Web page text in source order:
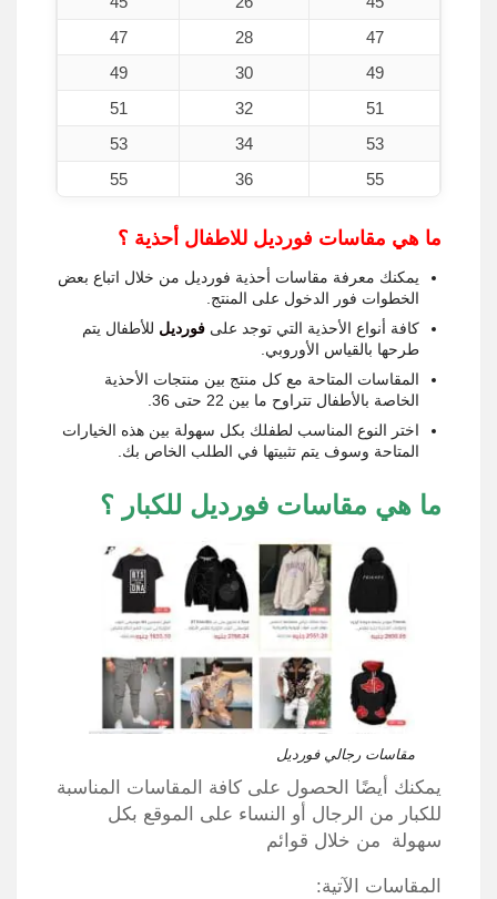
47
28
47
49
30
49
51
32
51
53
34
53
55
36
55
ما هي مقاسات فورديل للاطفال أحذية ؟
يمكنك معرفة مقاسات أحذية فورديل من خلال اتباع بعض
الخطوات فور الدخول على المنتج.
كافة أنواع الأحذية التي توجد على فورديل للأطفال يتم
طرحها بالقياس الأوروبي.
المقاسات المتاحة مع كل منتج بين منتجات الأحذية
الخاصة بالأطفال تتراوح ما بين 22 حتى 36.
اختر النوع المناسب لطفلك بكل سهولة بين هذه الخيارات
المتاحة وسوف يتم تثبيتها في الطلب الخاص بك.
ما هي مقاسات فورديل للكبار ؟
مقاسات رجالي فورديل
يمكنك أيضًا الحصول على كافة المقاسات المناسبة
للكبار من الرجال أو النساء على الموقع بكل
سهولة من خلال قوائم
المقاسات الآتية: